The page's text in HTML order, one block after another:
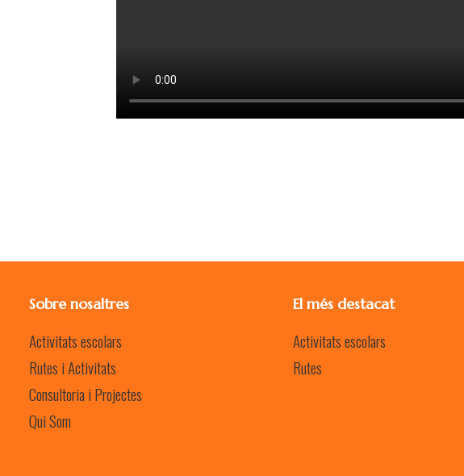
Sobre nosaltres
Activitats escolars
Rutes i Activitats
Consultoria i Projectes
Qui Som
El més destacat
Activitats escolars
Rutes